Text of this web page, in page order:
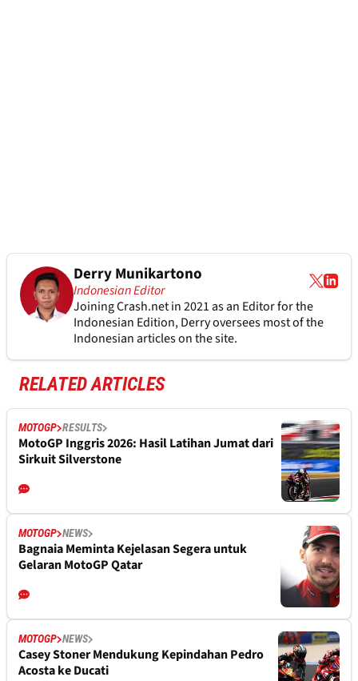
Derry Munikartono
Indonesian Editor
Joining Crash.net in 2021 as an Editor for the
Indonesian Edition, Derry oversees most of the
Indonesian articles on the site.
RELATED ARTICLES
MOTOGP RESULTS
MotoGP Inggris 2026: Hasil Latihan Jumat dari
Sirkuit Silverstone
MOTOGP NEWS
Bagnaia Meminta Kejelasan Segera untuk
Gelaran MotoGP Qatar
MOTOGP NEWS
Casey Stoner Mendukung Kepindahan Pedro
Acosta ke Ducati